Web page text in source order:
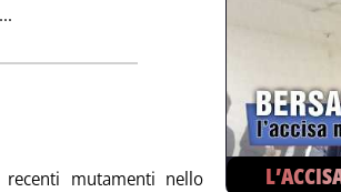
Leggi tutta la notizia: 'Acea, morto
mutamenti nello